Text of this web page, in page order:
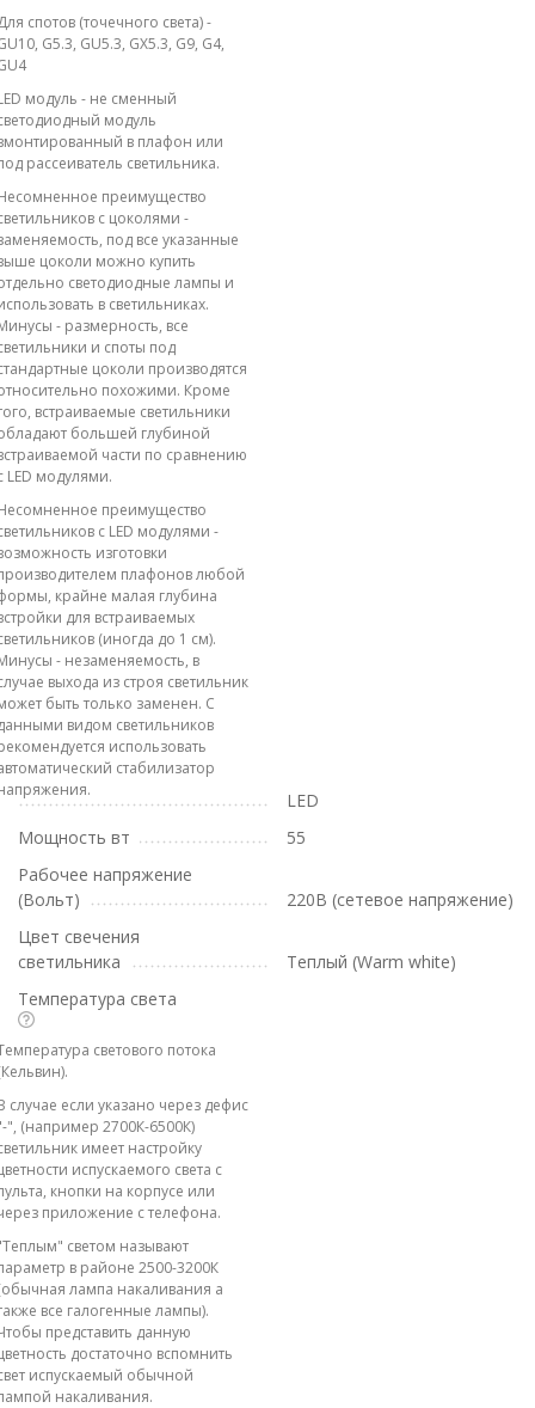
спотов (точечного света) -
G5.3, GU5.3, GX5.3, G9, G4,
модуль - не сменный
модуль
в плафон или
рассеиватель светильника.
преимущество
с цоколями -
под все указанные
цоколи можно купить
светодиодные лампы и
в светильниках.
- размерность, все
и споты под
цоколи производятся
похожими. Кроме
встраиваемые светильники
большей глубиной
части по сравнению
LED модулями.
преимущество
с LED модулями -
изготовки
плафонов любой
крайне малая глубина
для встраиваемых
(иногда до 1 см).
- незаменяемость, в
выхода из строя светильник
быть только заменен. С
видом светильников
использовать
стабилизатор
LED
Мощность вт
55
Рабочее напряжение
(Вольт)
220В (сетевое напряжение)
Цвет свечения
светильника
Теплый (Warm white)
Температура света
светового потока
случае если указано через дефис
", (например 2700К-6500К)
имеет настройку
испускаемого света с
кнопки на корпусе или
приложение с телефона.
светом называют
в районе 2500-3200К
лампа накаливания а
все галогенные лампы).
представить данную
достаточно вспомнить
испускаемый обычной
накаливания.